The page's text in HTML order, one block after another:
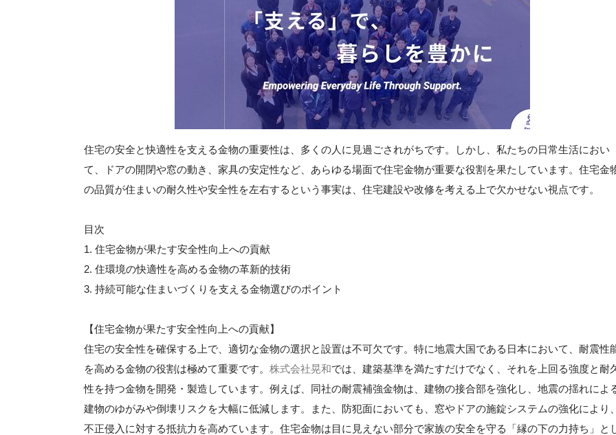
住宅の安全と快適性を支える金物の重要性は、多くの人に見過ごされがちです。しかし、私たちの日常生活におい
て、ドアの開閉や窓の動き、家具の安定性など、あらゆる場面で住宅金物が重要な役割を果たしています。住宅金
の品質が住まいの耐久性や安全性を左右するという事実は、住宅建設や改修を考える上で欠かせない視点です。
目次
1. 住宅金物が果たす安全性向上への貢献
2. 住環境の快適性を高める金物の革新的技術
3. 持続可能な住まいづくりを支える金物選びのポイント
【住宅金物が果たす安全性向上への貢献】
住宅の安全性を確保する上で、適切な金物の選択と設置は不可欠です。特に地震大国である日本において、耐震性
を高める金物の役割は極めて重要です。 株式会社晃和では、建築基準を満たすだけでなく、それを上回る強度と耐
性を持つ金物を開発・製造しています。例えば、同社の耐震補強金物は、建物の接合部を強化し、地震の揺れによ
建物のゆがみや倒壊リスクを大幅に低減します。また、防犯面においても、窓やドアの施錠システムの強化により、
不正侵入に対する抵抗力を高めています。住宅金物は目に見えない部分で家族の安全を守る「縁の下の力持ち」と